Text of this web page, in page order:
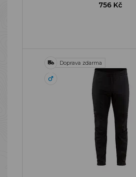
756 Kč
Doprava zdarma